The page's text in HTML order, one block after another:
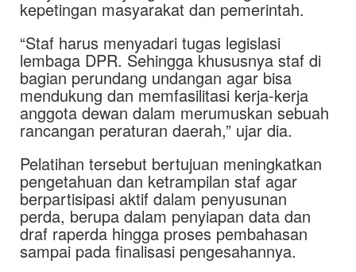
kepetingan masyarakat dan pemerintah.
“Staf harus menyadari tugas legislasi
lembaga DPR. Sehingga khususnya staf di
bagian perundang undangan agar bisa
mendukung dan memfasilitasi kerja-kerja
anggota dewan dalam merumuskan sebuah
rancangan peraturan daerah,” ujar dia.
Pelatihan tersebut bertujuan meningkatkan
pengetahuan dan ketrampilan staf agar
berpartisipasi aktif dalam penyusunan
perda, berupa dalam penyiapan data dan
draf raperda hingga proses pembahasan
sampai pada finalisasi pengesahannya.